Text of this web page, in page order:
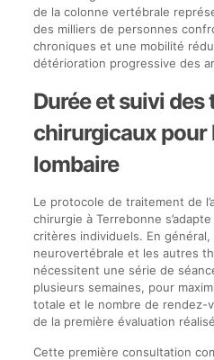
de la colonne vertébrale
des milliers de personnes
chroniques et une mobilité
détérioration progressive des
Durée et suivi
chirurgicaux pour
lombaire
Le protocole de traitement de
chirurgie à Terrebonne
critères individuels. En général,
neurovertébrale et les autres
nécessitent une série de
plusieurs semaines, pour
totale et le nombre de rendez-
de la première évaluation
Cette première consultation